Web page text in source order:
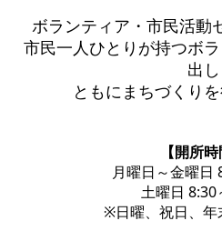
ボランティア・市民活動
市民一人ひとりが持つボ
出し
ともにまちづくりを
【開所時
月曜日～金曜日
土曜日 8:30
※日曜、祝日、年